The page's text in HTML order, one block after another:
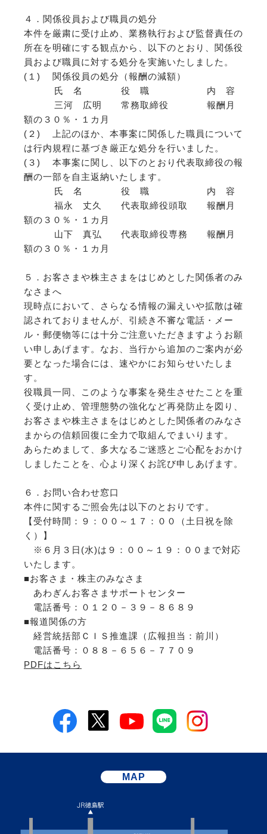
４．関係役員および職員の処分
本件を厳粛に受け止め、業務執行および監督責任の
所在を明確にする観点から、以下のとおり、関係役
員および職員に対する処分を実施いたしました。
(１) 関係役員の処分（報酬の減額）
氏 名 役 職 内 容
三河 広明 常務取締役 報酬月
額の３０％・１カ月
(２) 上記のほか、本事案に関係した職員について
は行内規程に基づき厳正な処分を行いました。
(３) 本事案に関し、以下のとおり代表取締役の報
酬の一部を自主返納いたします。
氏 名 役 職 内 容
福永 丈久 代表取締役頭取 報酬月
額の３０％・１カ月
山下 真弘 代表取締役専務 報酬月
額の３０％・１カ月
５．お客さまや株主さまをはじめとした関係者のみ
なさまへ
現時点において、さらなる情報の漏えいや拡散は確
認されておりませんが、引続き不審な電話・メー
ル・郵便物等には十分ご注意いただきますようお願
い申しあげます。なお、当行から追加のご案内が必
要となった場合には、速やかにお知らせいたしま
す。
役職員一同、このような事案を発生させたことを重
く受け止め、管理態勢の強化など再発防止を図り、
お客さまや株主さまをはじめとした関係者のみなさ
まからの信頼回復に全力で取組んでまいります。
あらためまして、多大なるご迷惑とご心配をおかけ
しましたことを、心より深くお詫び申しあげます。
６．お問い合わせ窓口
本件に関するご照会先は以下のとおりです。
【受付時間：９：００～１７：００（土日祝を除
く）】
※６月３日(水)は９：００～１９：００まで対応
いたします。
■お客さま・株主のみなさま
あわぎんお客さまサポートセンター
電話番号：０１２０－３９－８６８９
■報道関係の方
経営統括部ＣＩＳ推進課（広報担当：前川）
電話番号：０８８－６５６－７７０９
PDFはこちら
MAP